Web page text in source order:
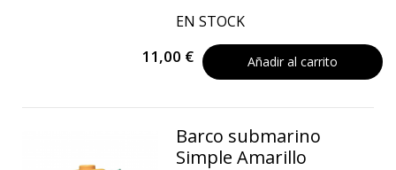
EN STOCK
11,00 € Añadir al carrito
Barco submarino
Simple Amarillo